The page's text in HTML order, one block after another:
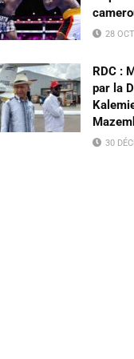
28
RDC :
par la
30